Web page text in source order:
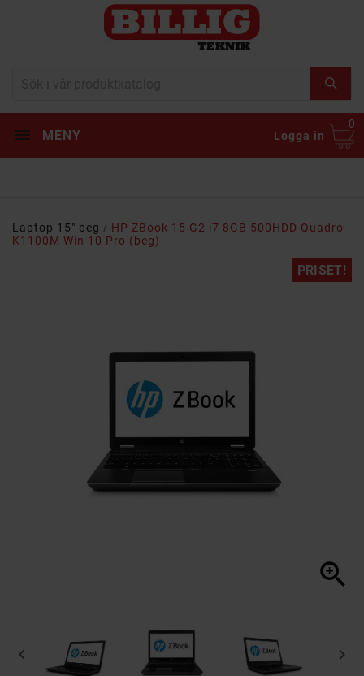
MENY Logga in
0
Laptop 15" beg
HP ZBook 15 G2 i7 8GB 500HDD Quadro
K1100M Win 10 Pro (beg)
PRISET!

 